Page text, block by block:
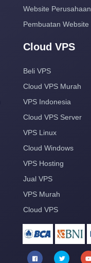
Website Perusahaan
Pembuatan Website
Cloud VPS
Beli VPS
Cloud VPS Murah
VPS Indonesia
Cloud VPS Server
VPS Linux
Cloud Windows
VPS Hosting
Jual VPS
VPS Murah
Cloud VPS